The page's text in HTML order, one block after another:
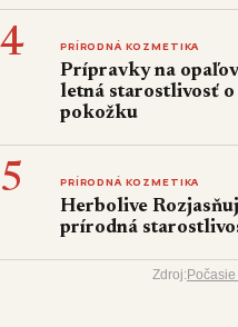
4 PRÍRODNÁ KOZMETIKA
Prípravky na
letná starostlivosť
pokožku
5 PRÍRODNÁ KOZMETIKA
Herbolive
prírodná
Zdroj: